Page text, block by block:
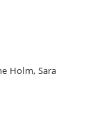
Holm, Sara